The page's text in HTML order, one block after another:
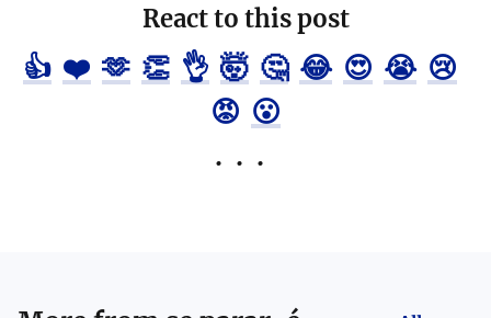
React to this post
👍 ❤️ 🫶 👏 👌 🤯 🤔 😂 😍 😭 😢
😡 😮